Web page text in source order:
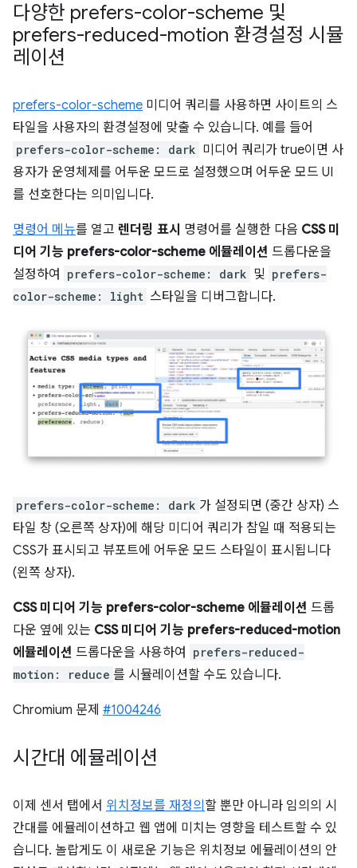
다양한 prefers-color-scheme 및
prefers-reduced-motion 환경설정 시뮬
레이션
prefers-color-scheme 미디어 쿼리를 사용하면 사이트의 스
타일을 사용자의 환경설정에 맞출 수 있습니다. 예를 들어
prefers-color-scheme: dark 미디어 쿼리가 true이면 사
용자가 운영체제를 어두운 모드로 설정했으며 어두운 모드 UI
를 선호한다는 의미입니다.
명령어 메뉴를 열고 렌더링 표시 명령어를 실행한 다음 CSS 미
디어 기능 prefers-color-scheme 에뮬레이션 드롭다운을
설정하여
prefers-color-scheme: dark 및 prefers-
color-scheme: light 스타일을 디버그합니다.
prefers-color-scheme: dark 가 설정되면 (중간 상자) 스
타일 창 (오른쪽 상자)에 해당 미디어 쿼리가 참일 때 적용되는
CSS가 표시되고 뷰포트에 어두운 모드 스타일이 표시됩니다
(왼쪽 상자).
CSS 미디어 기능 prefers-color-scheme 에뮬레이션 드롭
다운 옆에 있는 CSS 미디어 기능 prefers-reduced-motion
에뮬레이션 드롭다운을 사용하여
prefers-reduced-
motion: reduce 를 시뮬레이션할 수도 있습니다.
Chromium 문제 #1004246
시간대 에뮬레이션
이제 센서 탭에서 위치정보를 재정의 할 뿐만 아니라 임의의 시
간대를 에뮬레이션하고 웹 앱에 미치는 영향을 테스트할 수 있
습니다. 놀랍게도 이 새로운 기능은 위치정보 에뮬레이션의 안